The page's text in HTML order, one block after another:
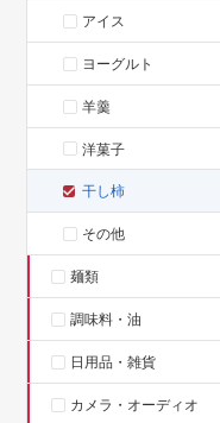
アイス
ヨーグルト
羊羹
洋菓子
干し柿
その他
麺類
調味料・油
日用品・雑貨
カメラ・オーディオ